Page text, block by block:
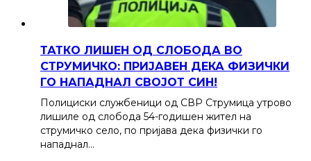
ТАТКО ЛИШЕН ОД СЛОБОДА ВО
СТРУМИЧКО: ПРИЈАВЕН ДЕКА ФИЗИЧКИ
ГО НАПАДНАЛ СВОЈОТ СИН!
Полициски службеници од СВР Струмица утрово
лишиле од слобода 54-годишен жител на
струмичко село, по пријава дека физички го
нападнал…